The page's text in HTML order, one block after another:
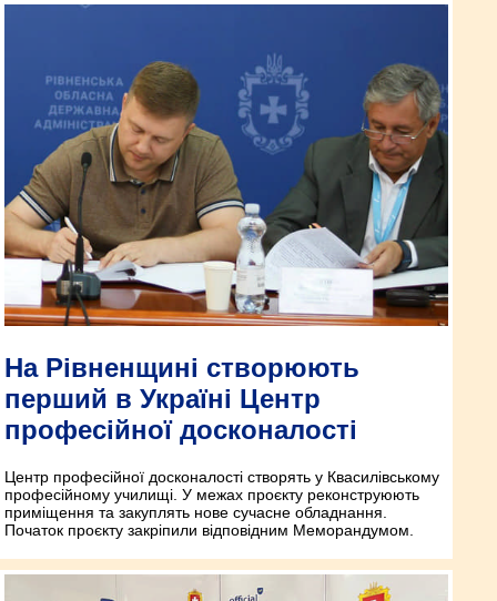
На Рівненщині створюють
перший в Україні Центр
професійної досконалості
Центр професійної досконалості створять у Квасилівському
професійному училищі. У межах проєкту реконструюють
приміщення та закуплять нове сучасне обладнання.
Початок проєкту закріпили відповідним Меморандумом.